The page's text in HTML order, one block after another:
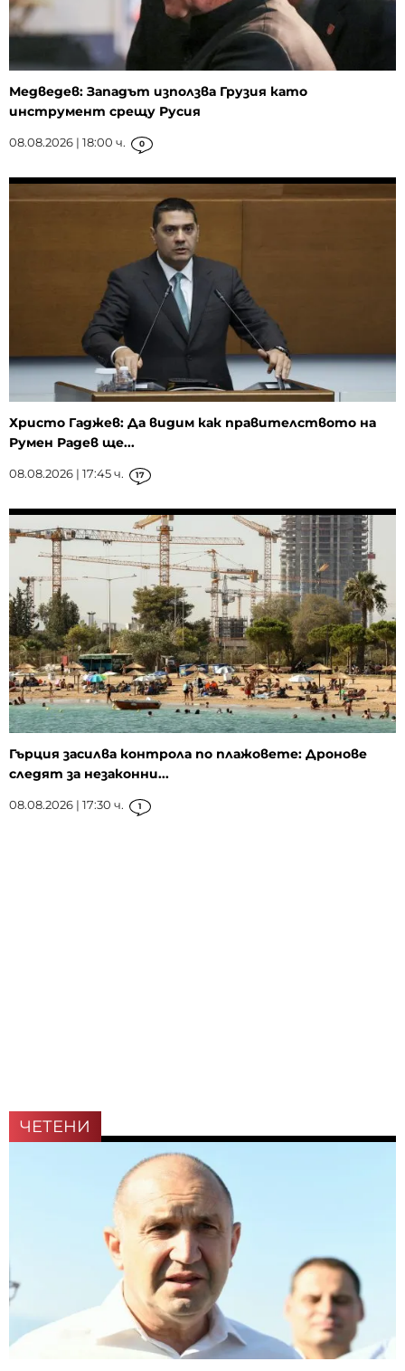
Медведев: Западът използва Грузия като
инструмент срещу Русия
08.08.2026 | 18:00 ч. 0
Христо Гаджев: Да видим как правителството на
Румен Радев ще...
08.08.2026 | 17:45 ч. 17
Гърция засилва контрола по плажовете: Дронове
следят за незаконни...
08.08.2026 | 17:30 ч. 1
ЧЕТЕНИ